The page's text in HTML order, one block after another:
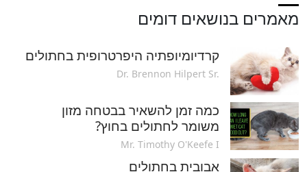
מאמרים בנושאים דומים
קרדיומיופתיה היפרטרופית בחתולים
Dr. Brennon Hilpert Sr.
כמה זמן להשאיר בבטחה מזון
משומר לחתולים בחוץ?
Mr. Timothy O'Keefe I
אבובית בחתולים